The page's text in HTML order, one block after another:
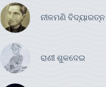
ନୀଳମଣି ବିଦ୍ୟାରତ୍ନ
ରାଣୀ ଶୁକଦେଇ